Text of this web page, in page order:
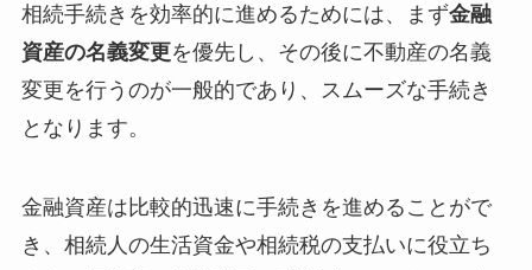
相続手続きを効率的に進めるためには、まず金融
資産の名義変更を優先し、その後に不動産の名義
変更を行うのが一般的であり、スムーズな手続き
となります。
金融資産は比較的迅速に手続きを進めることがで
き、相続人の生活資金や相続税の支払いに役立ち